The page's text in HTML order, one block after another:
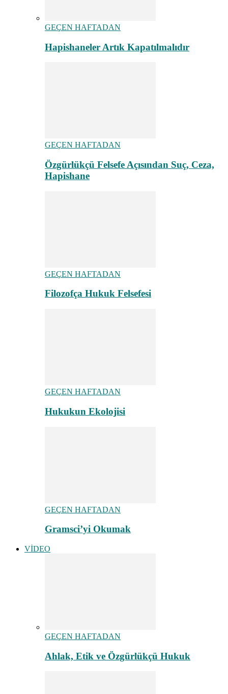
GEÇEN HAFTADAN
Hapishaneler Artık Kapatılmalıdır
GEÇEN HAFTADAN
Özgürlükçü Felsefe Açısından Suç, Ceza,
Hapishane
GEÇEN HAFTADAN
Filozofça Hukuk Felsefesi
GEÇEN HAFTADAN
Hukukun Ekolojisi
GEÇEN HAFTADAN
Gramsci’yi Okumak
VİDEO
GEÇEN HAFTADAN
Ahlak, Etik ve Özgürlükçü Hukuk